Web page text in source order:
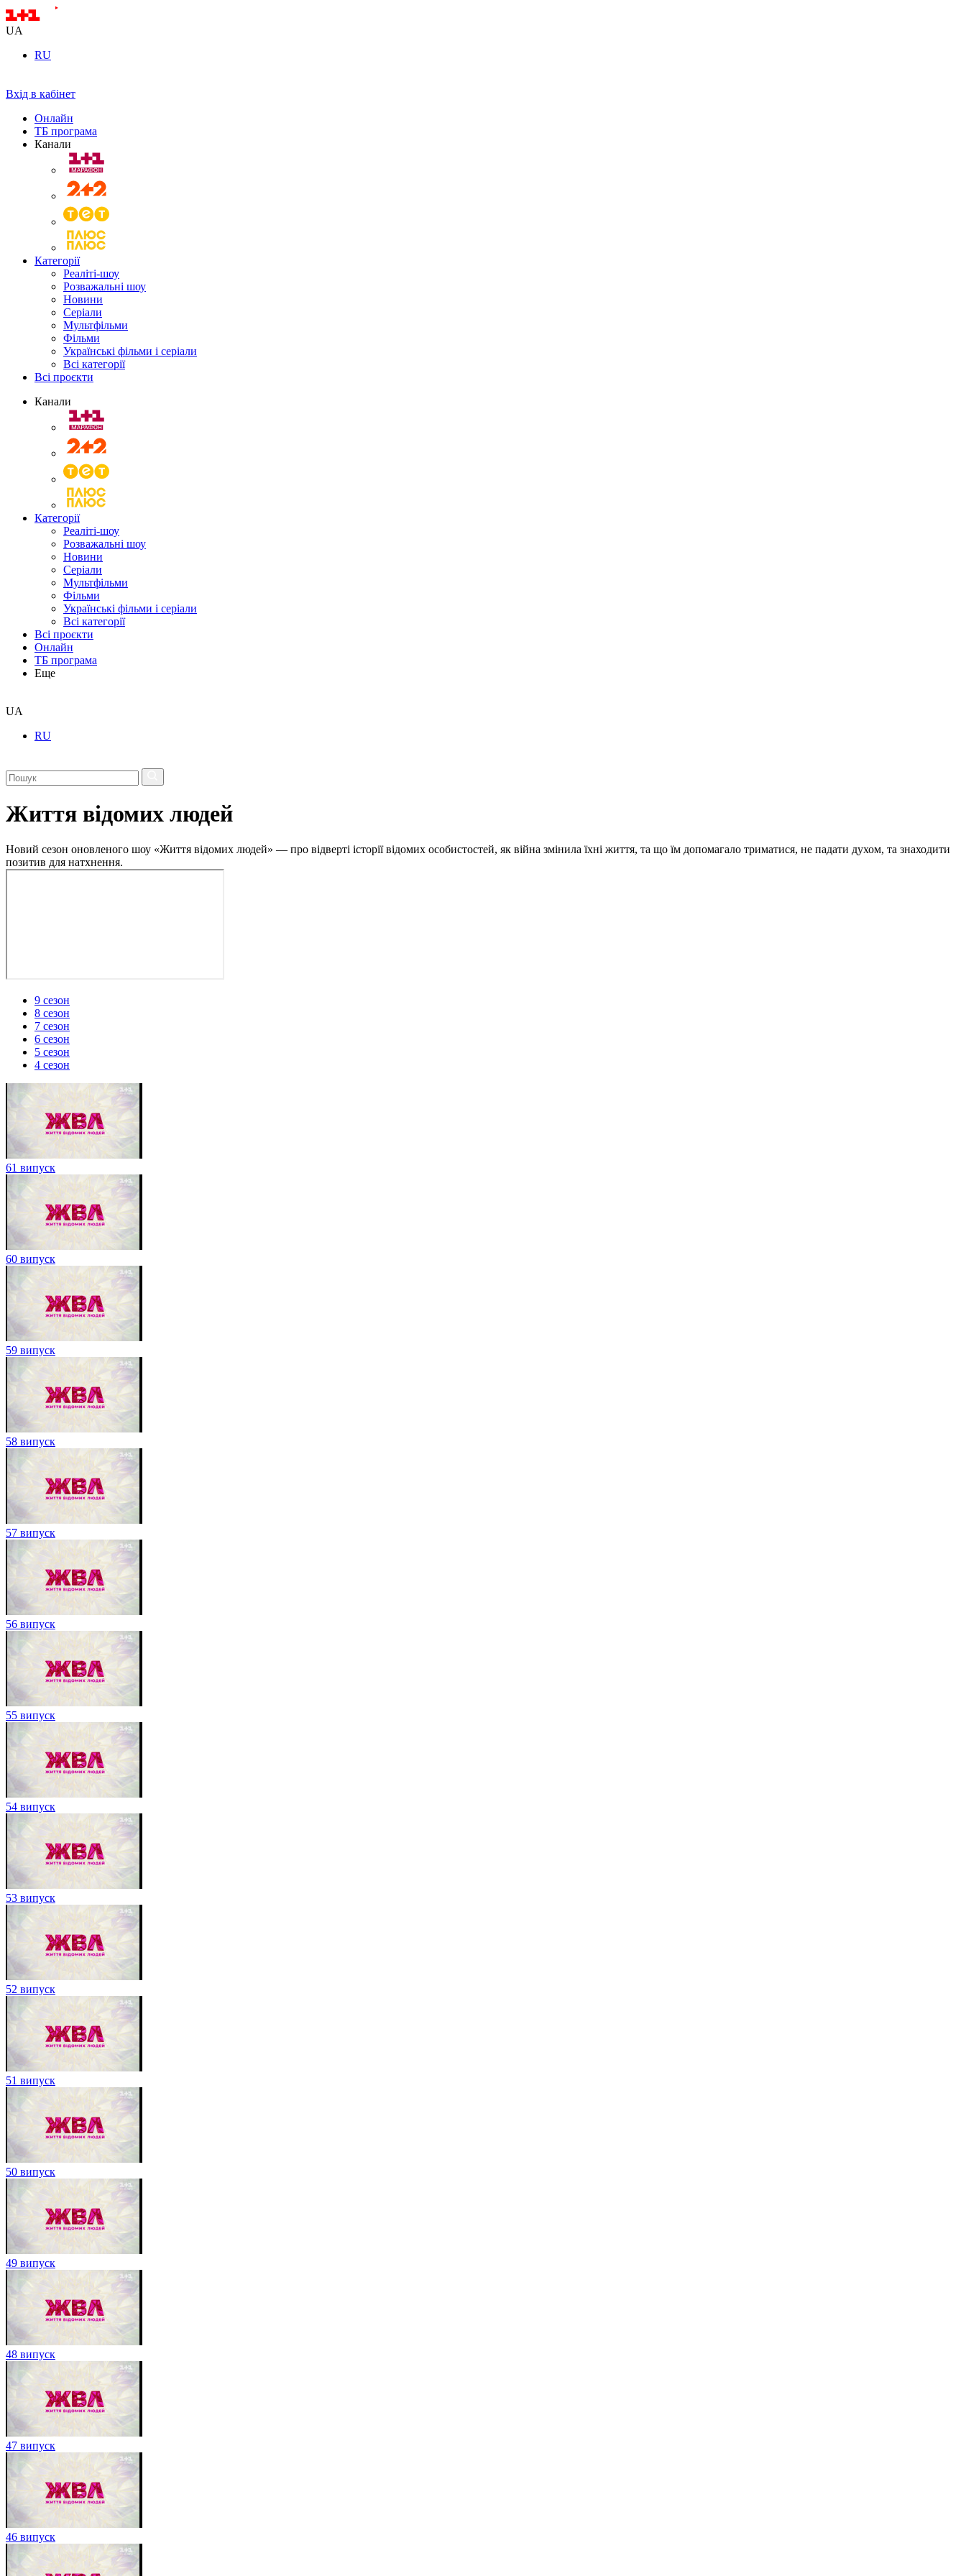
UA
RU
Вхід в кабінет
Онлайн
ТБ програма
Канали
Категорії
Реаліті-шоу
Розважальні шоу
Новини
Серіали
Мультфільми
Фільми
Українські фільми і серіали
Всі категорії
Всі проєкти
Канали
Категорії
Реаліті-шоу
Розважальні шоу
Новини
Серіали
Мультфільми
Фільми
Українські фільми і серіали
Всі категорії
Всі проєкти
Онлайн
ТБ програма
Еще
UA
RU
Життя відомих людей
Новий сезон оновленого шоу «Життя відомих людей» — про відверті історії відомих особистостей, як війна змінила їхні життя, та що їм допомагало триматися, не падати духом, та знаходити
позитив для натхнення.
9 сезон
8 сезон
7 сезон
6 сезон
5 сезон
4 сезон
61 випуск
60 випуск
59 випуск
58 випуск
57 випуск
56 випуск
55 випуск
54 випуск
53 випуск
52 випуск
51 випуск
50 випуск
49 випуск
48 випуск
47 випуск
46 випуск